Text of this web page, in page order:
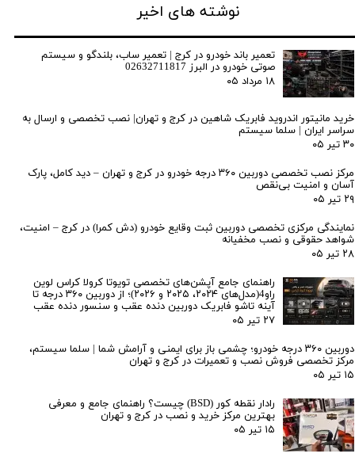
نوشته های اخیر
تعمیر باند خودرو در کرج | تعمیر ساب، بلندگو و سیستم
صوتی خودرو در البرز 02632711817
۱۸ مرداد ۰۵
خرید مانیتور اندروید فابریک شاهین در کرج و تهران| نصب تخصصی و ارسال به
سراسر ایران | سلما سیستم
۳۰ تیر ۰۵
مرکز نصب تخصصی دوربین ۳۶۰ درجه خودرو در کرج و تهران – دید کامل، پارک
آسان و امنیت بی‌نقص
۲۹ تیر ۰۵
نمایندگی مرکزی تخصصی دوربین ثبت وقایع خودرو (دش کمرا) در کرج – امنیت،
شواهد حقوقی و نصب مخفیانه
۲۸ تیر ۰۵
راهنمای جامع آپشن‌های تخصصی تویوتا کرولا کراس لوین
راو4(مدل‌های ۲۰۲۴، ۲۰۲۵ و ۲۰۲۶)؛ از دوربین ۳۶۰ درجه تا
آینه تاشو فابریک دوربین دنده عقب و سنسور دنده عقب
۲۷ تیر ۰۵
دوربین ۳۶۰ درجه خودرو؛ چشمی باز برای ایمنی و آرامش شما | سلما سیستم،
مرکز تخصصی فروش نصب و تعمیرات در کرج و تهران
۱۵ تیر ۰۵
رادار نقطه کور (BSD) چیست؟ راهنمای جامع و معرفی
بهترین مرکز خرید و نصب در کرج و تهران
۱۵ تیر ۰۵